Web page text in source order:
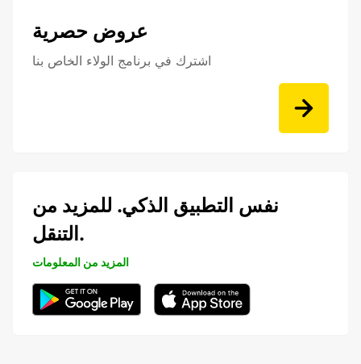
عروض حصرية
اشترك في برنامج الولاء الخاص بنا
نفس التطبيق الذكي. للمزيد من
التنقل.
المزيد من المعلومات